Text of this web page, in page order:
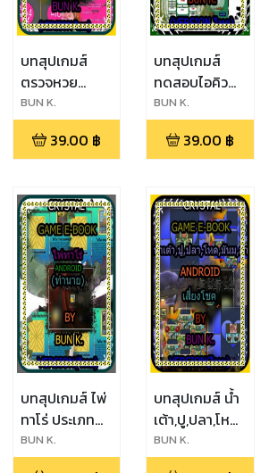
บทสุปเกมส์
ตรวจหวย
ประเภทเกมส์
เสี่ยง
โชค(android)
BUN K.
39.00 ฿
บทสุปเกมส์
ทดสอบไอคิว
ประเภทเกมส์
ตอบ
คำถาม(android)
BUN K.
39.00 ฿
บทสุปเกมส์ ไพ่
ทาโร่ ประเภท
เกมส์
ทำนาย(android)
BUN K.
บทสุปเกมส์ น้ำ
เต้า,ปู,ปลา,โหด,มัน,ฮา
ประเภทเกมส์
เสี่ยง
ิBUN K.